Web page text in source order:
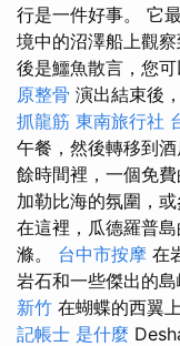
行是一件好事。 它
境中的沼澤船上觀察
後是鱷魚散言，您
原整骨 演出結束後
抓龍筋 東南旅行社
午餐，然後轉移到酒
餘時間裡，一個免
加勒比海的氛圍，
在這裡，瓜德羅普
滌。 台中市按摩 在
岩石和一些傑出的
新竹 在蝴蝶的西翼
記帳士 是什麼